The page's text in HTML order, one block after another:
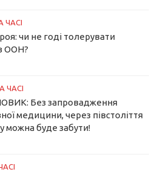
ЧАСІ
чи не годі толерувати
ООН?
ЧАСІ
Без запровадження
медицини, через півстоліття
можна буде забути!